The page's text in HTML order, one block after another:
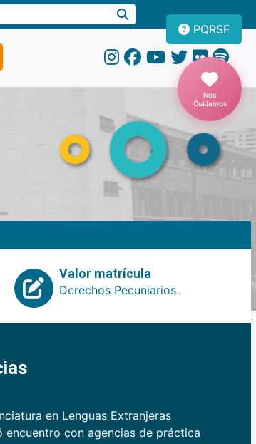
PQRSF
Nos
Cuidamos
Valor matrícula
Derechos Pecuniarios.
en Lenguas Extranjeras
encuentro con agencias de práctica